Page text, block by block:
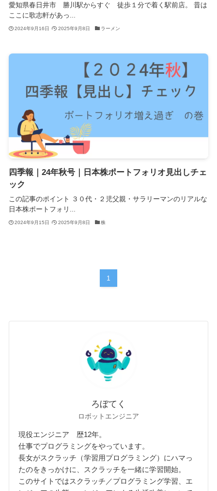
愛知県春日井市 勝川駅からすぐ 徒歩１分で着く駅前店。 昔は
ここに歌志軒があっ...
2024年9月16日 2025年9月8日 ラーメン
四季報｜24年秋号｜日本株ポートフォリオ見出しチェ
ック
この記事のポイント ３０代・２児父親・サラリーマンのリアルな
日本株ポートフォリ...
2024年9月15日 2025年9月8日 株
1
ろぼてく
ロボットエンジニア
現役エンジニア 歴12年。
仕事でプログラミングをやっています。
長女がスクラッチ（学習用プログラミング）にハマっ
たのをきっかけに、スクラッチを一緒に学習開始。
このサイトではスクラッチ／プログラミング学習、エ